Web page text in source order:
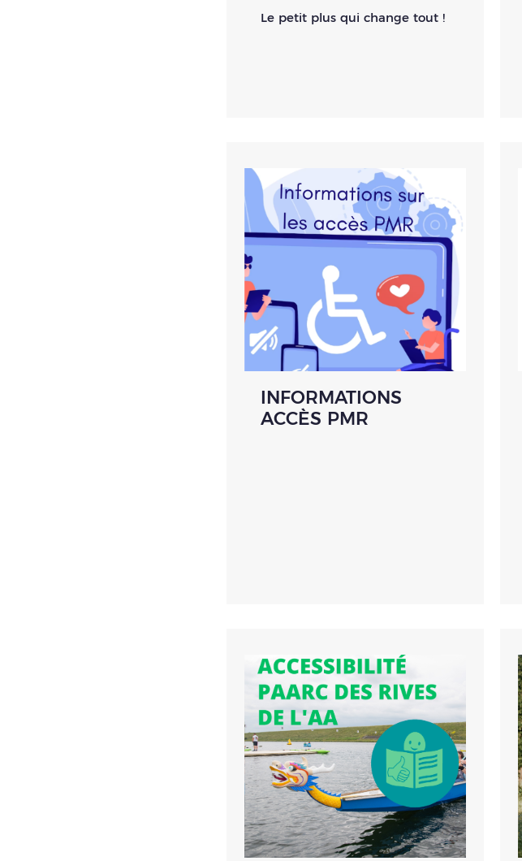
Le petit plus qui change tout !
INFORMATIONS
ACCÈS PMR